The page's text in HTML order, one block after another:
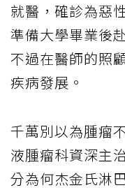
就醫，確診為惡
準備大學畢業後
不過在醫師的照
疾病發展。
千萬別以為腫瘤
液腫瘤科資深主
分為何杰金氏淋